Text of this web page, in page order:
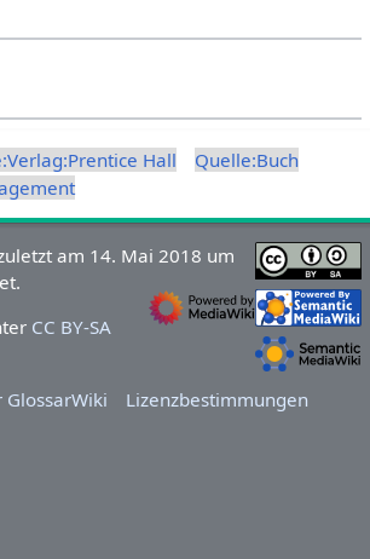
Hall
Quelle:Buch
am 14. Mai 2018 um
CC BY-SA
GlossarWiki Lizenzbestimmungen